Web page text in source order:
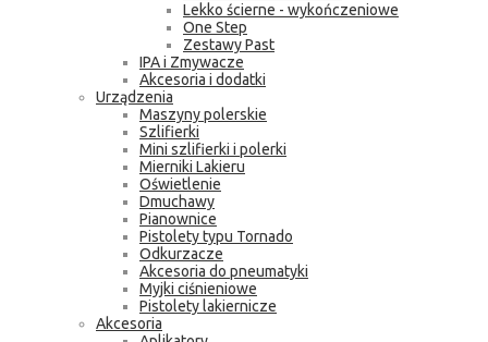
Lekko ścierne - wykończeniowe
One Step
Zestawy Past
IPA i Zmywacze
Akcesoria i dodatki
Urządzenia
Maszyny polerskie
Szlifierki
Mini szlifierki i polerki
Mierniki Lakieru
Oświetlenie
Dmuchawy
Pianownice
Pistolety typu Tornado
Odkurzacze
Akcesoria do pneumatyki
Myjki ciśnieniowe
Pistolety lakiernicze
Akcesoria